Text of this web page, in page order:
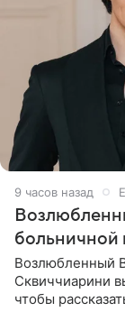
9 часов назад
больничной
Возлюбленный
Сквиччиарини
чтобы